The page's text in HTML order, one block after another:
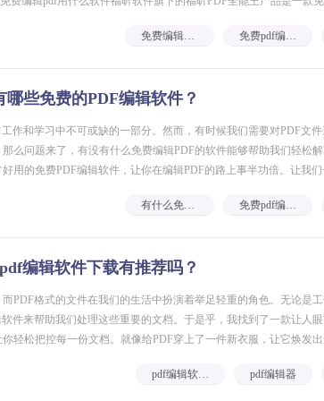
些免费的PDF编辑软件？
作和学习中不可或缺的一部分。然而，有时候我们需要对PDF文
么问题来了，有没有什么免费编辑PDF的软件能够帮助我们轻松
用的免费PDF编辑软件，让你在编辑PDF的路上事半功倍。让我
编辑软件下载有推荐吗？
PDF格式的文件在我们的生活中扮演着举足轻重的角色。无论是
件来帮助我们处理这些重要的文档。于是乎，我找到了一款让人
轻松把控每一份文档。就像给PDF穿上了一件新衣服，让它焕发
pdf编辑器